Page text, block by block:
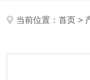
当前位置：首页 >